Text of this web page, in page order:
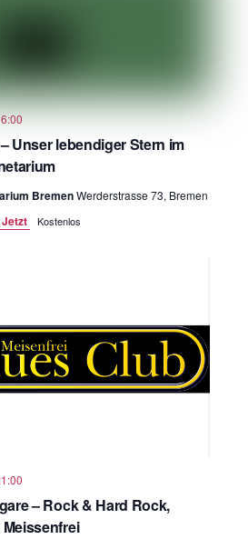
Unser lebendiger Stern im
BremenWerderstrasse 73, Bremen
Kostenlos
– Rock & Hard Rock,